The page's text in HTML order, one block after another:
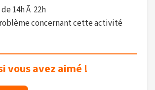
14h Ã 22h
concernant cette activité
vous avez aimé !